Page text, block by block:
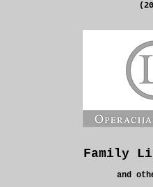
Family
and